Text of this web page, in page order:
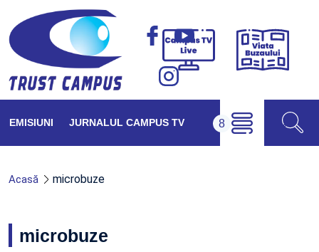
Campus
Viața
EMISIUNI JURNALUL CAMPUS TV
Acasă microbuze
microbuze